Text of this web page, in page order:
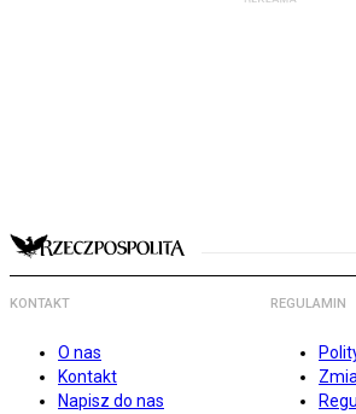
KONTAKT
O nas
Kontakt
Napisz do nas
REGULAMIN